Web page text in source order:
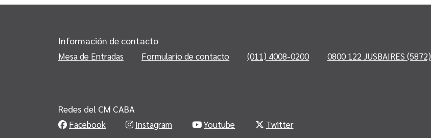
Información de contacto
Mesa de Entradas Formulario de contacto (011) 4008-0200 0800 122 JUSBAIRES (5872)
Redes del CM CABA
Facebook Instagram Youtube Twitter